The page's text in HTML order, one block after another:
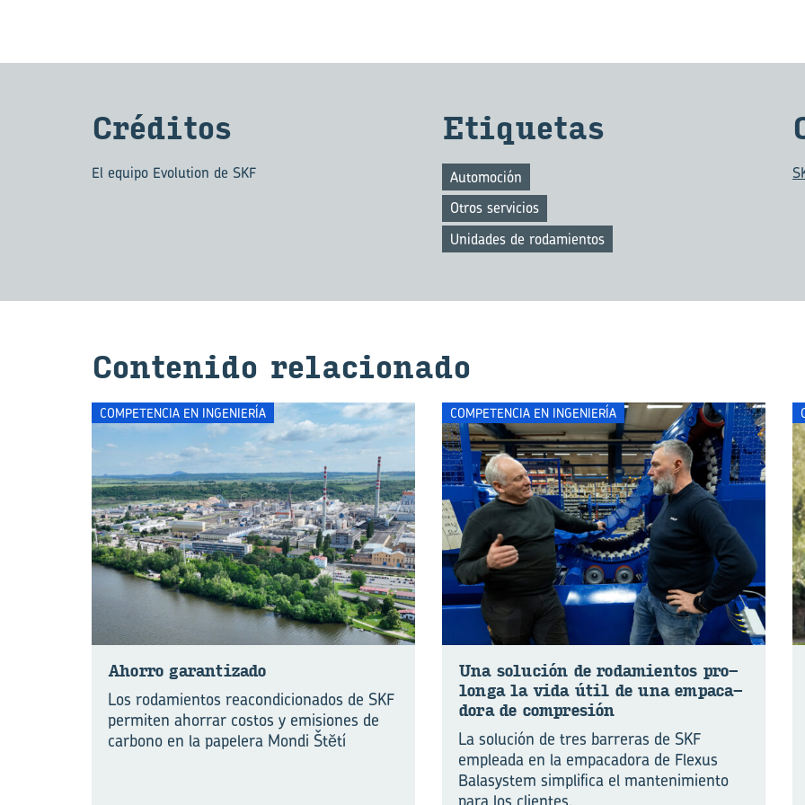
Cré­di­tos
El equipo Evolution de SKF
Eti­que­tas
Automoción
Otros servicios
Unidades de rodamientos
Con­te­ni­do re­la­cio­na­do
COMPETENCIA EN INGENIERÍA
Aho­rro ga­ran­ti­za­do
Los rodamientos reacondicionados de SKF
permiten ahorrar costos y emisiones de
carbono en la papelera Mondi Štĕtí
COMPETENCIA EN INGENIERÍA
Una so­lu­ción de ro­da­mien­tos pro­
lon­ga la vida útil de una em­pa­ca­
do­ra de com­pre­sión
La solución de tres barreras de SKF
empleada en la empacadora de Flexus
Balasystem simplifica el mantenimiento